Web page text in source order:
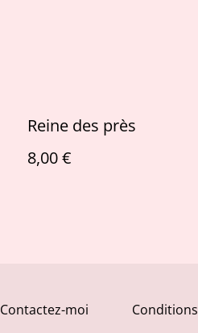
Reine des près
8,00 €
Contactez-moi Conditions